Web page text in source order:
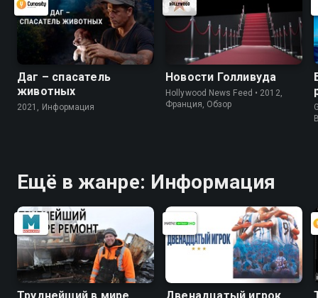
Даг – спасатель
животных
2021, Информация
Новости Голливуда
Hollywood News Feed • 2012,
Франция, Обзор
Ещё в жанре: Информация